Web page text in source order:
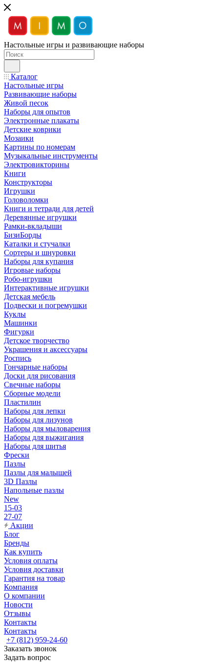
Настольные игры и развивающие наборы
Каталог
Настольные игры
Развивающие наборы
Живой песок
Наборы для опытов
Электронные плакаты
Детские коврики
Мозаики
Картины по номерам
Музыкальные инструменты
Электровикторины
Книги
Конструкторы
Игрушки
Головоломки
Книги и тетради для детей
Деревянные игрушки
Рамки-вкладыши
БизиБорды
Каталки и стучалки
Сортеры и шнуровки
Наборы для купания
Игровые наборы
Робо-игрушки
Интерактивные игрушки
Детская мебель
Подвески и погремушки
Куклы
Машинки
Фигурки
Детское творчество
Украшения и аксессуары
Роспись
Гончарные наборы
Доски для рисования
Свечные наборы
Сборные модели
Пластилин
Наборы для лепки
Наборы для лизунов
Наборы для мыловарения
Наборы для выжигания
Наборы для шитья
Фрески
Пазлы
Пазлы для малышей
3D Пазлы
Напольные пазлы
New
15-03
27-07
Акции
Блог
Бренды
Как купить
Условия оплаты
Условия доставки
Гарантия на товар
Компания
О компании
Новости
Отзывы
Контакты
Контакты
+7 (812) 959-24-60
Заказать звонок
Задать вопрос